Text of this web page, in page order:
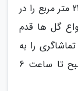
خرید در پکن بوده که مساحتی در حدود 2400 متر مربع را در
گل ها قدم
را به
وجد می آورد. این بازار از ساعت 08:30 صبح تا ساعت 6